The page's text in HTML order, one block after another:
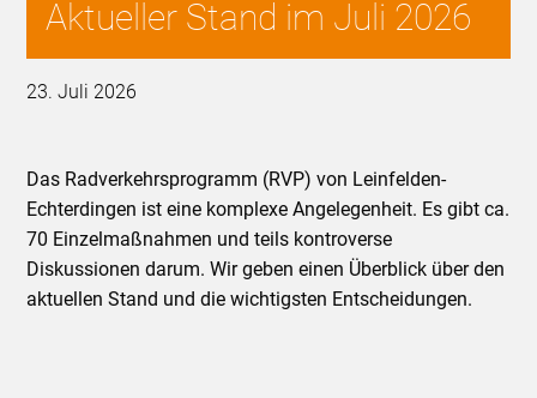
Aktueller Stand im Juli 2026
23. Juli 2026
Das Radverkehrsprogramm (RVP) von Leinfelden-
Echterdingen ist eine komplexe Angelegenheit. Es gibt ca.
70 Einzelmaßnahmen und teils kontroverse
Diskussionen darum. Wir geben einen Überblick über den
aktuellen Stand und die wichtigsten Entscheidungen.